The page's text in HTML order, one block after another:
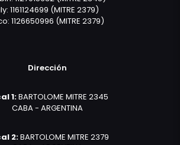
1161124699 (MITRE 2379)
1126650996 (MITRE 2379)
Dirección
1:BARTOLOME MITRE 2345
CABA - ARGENTINA
2:BARTOLOME MITRE 2379